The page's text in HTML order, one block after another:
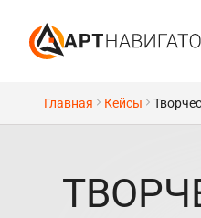
Главная Кейсы